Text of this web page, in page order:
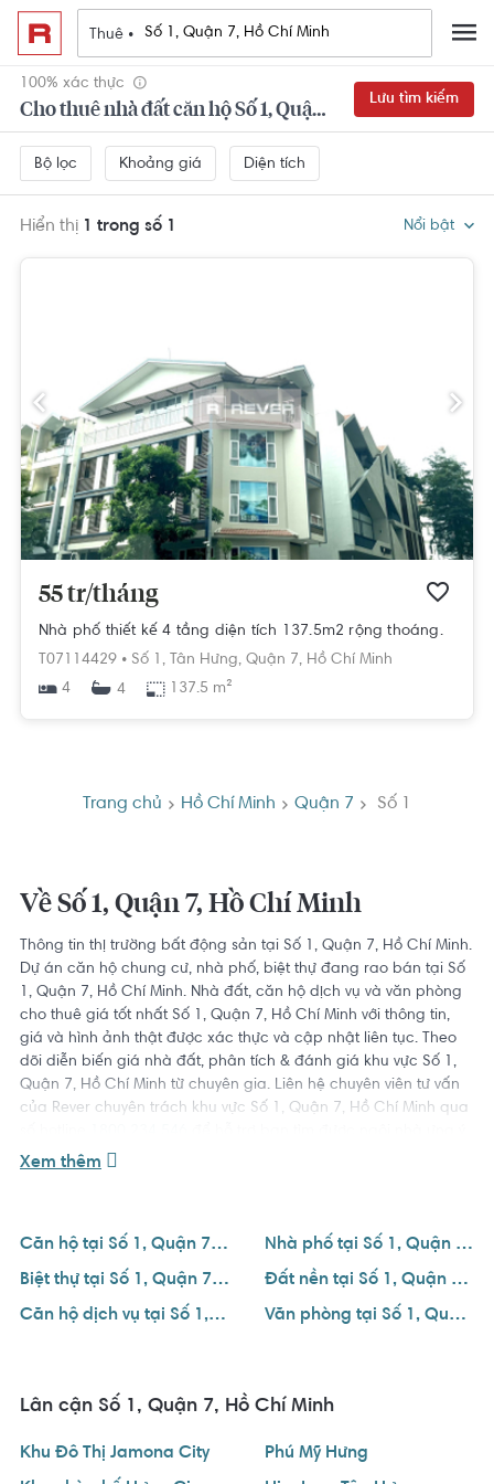
Thuê •
100% xác thực
Cho thuê nhà đất căn hộ Số 1, Quận 7, Hồ Chí Minh
Lưu tìm kiếm
Bộ lọc Khoảng giá Diện tích
Hiển thị 1 trong số 1 Nổi bật
55 tr/tháng
Nhà phố thiết kế 4 tầng diện tích 137.5m2 rộng thoáng.
T07114429 • Số 1, Tân Hưng, Quận 7, Hồ Chí Minh
4
4 137.5 m²
Trang chủ Hồ Chí Minh Quận 7 Số 1
Về Số 1, Quận 7, Hồ Chí Minh
Thông tin thị trường bất động sản tại Số 1, Quận 7, Hồ Chí Minh.
Dự án căn hộ chung cư, nhà phố, biệt thự đang rao bán tại Số
1, Quận 7, Hồ Chí Minh. Nhà đất, căn hộ dịch vụ và văn phòng
cho thuê giá tốt nhất Số 1, Quận 7, Hồ Chí Minh với thông tin,
giá và hình ảnh thật được xác thực và cập nhật liên tục. Theo
dõi diễn biến giá nhà đất, phân tích & đánh giá khu vực Số 1,
Quận 7, Hồ Chí Minh từ chuyên gia. Liên hệ chuyên viên tư vấn
của Rever chuyên trách khu vực Số 1, Quận 7, Hồ Chí Minh qua
với giá tốt nhất.
Xem thêm
Căn hộ tại Số 1, Quận 7, Hồ Chí Minh
Nhà phố tại Số 1, Quận 7, Hồ Chí Minh
Biệt thự tại Số 1, Quận 7, Hồ Chí Minh
Đất nền tại Số 1, Quận 7, Hồ Chí Minh
Căn hộ dịch vụ tại Số 1, Quận 7, Hồ Chí Minh
Văn phòng tại Số 1, Quận 7, Hồ Chí Minh
Lân cận Số 1, Quận 7, Hồ Chí Minh
Khu Đô Thị Jamona City
Phú Mỹ Hưng